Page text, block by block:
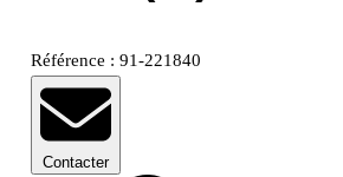
Référence : 91-221840
Contacter